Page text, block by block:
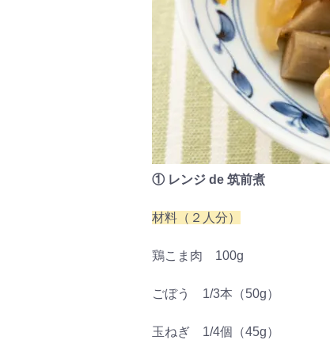
① レンジ de 筑前煮
材料（２人分）
鶏こま肉 100g
ごぼう 1/3本（50g）
玉ねぎ 1/4個（45g）